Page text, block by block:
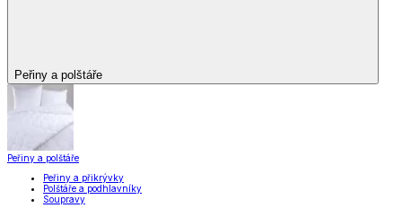
Peřiny a polštáře
Peřiny a polštáře
Peřiny a přikrývky
Polštáře a podhlavníky
Soupravy